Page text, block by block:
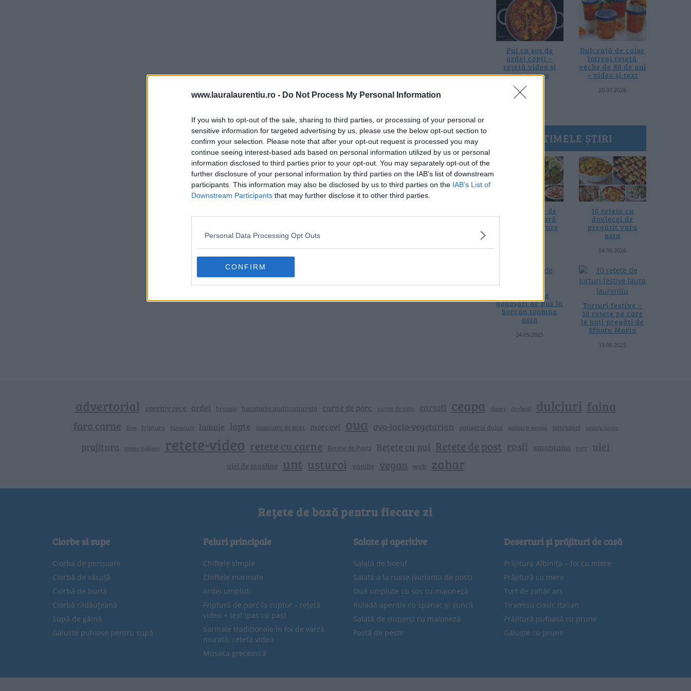
www.lauralaurentiu.ro - Do Not Process My Personal Information
If you wish to opt-out of the sale, sharing to third parties, or processing of your personal or
sensitive information for targeted advertising by us, please use the below opt-out section to
confirm your selection. Please note that after your opt-out request is processed you may
continue seeing interest-based ads based on personal information utilized by us or personal
information disclosed to third parties prior to your opt-out. You may separately opt-out of the
further disclosure of your personal information by third parties on the IAB’s list of downstream
participants. This information may also be disclosed by us to third parties on the IAB’s List of
Downstream Participants that may further disclose it to other third parties.
Personal Data Processing Opt Outs
CONFIRM
Pui cu sos de
ardei copți –
rețetă video și
pas cu pas
25.07.2026
Dulceață de caise
întregi rețetă
veche de 80 de ani
– video și text
20.07.2026
ULTIMELE ȘTIRI
20 de rețete de
salate de vară
fără prelucrare
10 rețete cu
dovlecei de
pregătit vara
asta
04.08.2026
4 rețete de
gogoșari de pus la
borcan toamna
asta
24.09.2025
Torturi festive –
10 rețete pe care
le poți pregăti de
Sfânta Maria
13.08.2025
advertorial aperitiv rece ardei branza bucataria multiculturala carne de porc carne de vita cartofi ceapa desert dovlecei dulciuri faina
fara carne free friptura fursecuri lamaie lapte mancare de post morcovi oua ovo-lacto-vegetarian patiserie dulce patiserie sarata patrunjel pentru iarna
prajitura reteta italiana retete-video retete cu carne Retete de Pasti Rețete cu pui Rețete de post rosii smantana tort ulei
ulei de masline unt usturoi vanilie vegan web zahar
Rețete de bază pentru fiecare zi
Ciorbe si supe
Ciorba de perișoare
Ciorbă de văcuță
Ciorbă de burtă
Ciorbă rădăuțeană
Supă de găină
Găluște pufoase pentru supă
Feluri principale
Chiftele simple
Chiftele marinate
Ardei umpluți
Friptură de porc la cuptor – rețetă
video + text (pas cu pas)
Sarmale tradiționale în foi de varză
murată, rețetă video
Musaca grecească
Salate și aperitive
Salată de boeuf
Salată a la russe (varianta de post)
Ouă umplute cu sos cu maioneză
Ruladă aperitiv cu spanac și șuncă
Salată de ciuperci cu maioneză
Pastă de pește
Deserturi și prăjituri de casă
Prăjitura Albinița – foi cu miere
Prăjitură cu mere
Tort de zahăr ars
Tiramisu clasic italian
Prăjitură pufoasă cu prune
Găluște cu prune